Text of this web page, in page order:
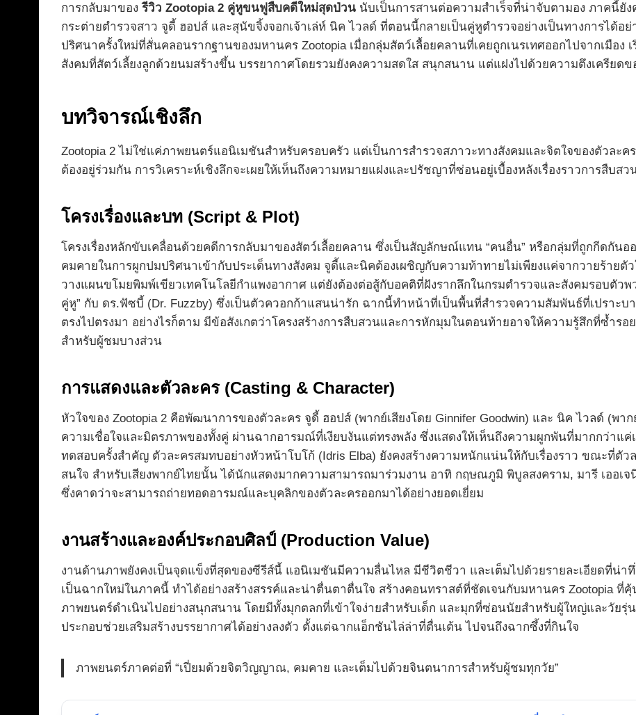
การกลับมาของรีวิว Zootopia 2 คู่หูขนฟูสืบคดีใหม่สุดป่วน นับเป็นการสานต่อความสำเร็จที่น่าจับตามอง ภาคนี้ยั
กระต่ายตำรวจสาว จูดี้ ฮอปส์ และสุนัขจิ้งจอกเจ้าเล่ห์ นิค ไวลด์ ที่ตอนนี้กลายเป็นคู่หูตำรวจอย่างเป็นทางการได้
ปริศนาครั้งใหม่ที่สั่นคลอนรากฐานของมหานคร Zootopia เมื่อกลุ่มสัตว์เลื้อยคลานที่เคยถูกเนรเทศออกไปจากเมือง
สังคมที่สัตว์เลี้ยงลูกด้วยนมสร้างขึ้น บรรยากาศโดยรวมยังคงความสดใส สนุกสนาน แต่แฝงไปด้วยความตึงเครีย
บทวิจารณ์เชิงลึก
Zootopia 2 ไม่ใช่แค่ภาพยนตร์แอนิเมชันสำหรับครอบครัว แต่เป็นการสำรวจสภาวะทางสังคมและจิตใจของตัวละ
ต้องอยู่ร่วมกัน การวิเคราะห์เชิงลึกจะเผยให้เห็นถึงความหมายแฝงและปรัชญาที่ซ่อนอยู่เบื้องหลังเรื่องราวการสืบสว
โครงเรื่องและบท (Script & Plot)
โครงเรื่องหลักขับเคลื่อนด้วยคดีการกลับมาของสัตว์เลื้อยคลาน ซึ่งเป็นสัญลักษณ์แทน “คนอื่น” หรือกลุ่มที่ถูกกีดกัน
คมคายในการผูกปมปริศนาเข้ากับประเด็นทางสังคม จูดี้และนิคต้องเผชิญกับความท้าทายไม่เพียงแค่จากวายร้ายตัวใ
วางแผนขโมยพิมพ์เขียวเทคโนโลยีกำแพงอากาศ แต่ยังต้องต่อสู้กับอคติที่ฝังรากลึกในกรมตำรวจและสังคมรอบตัว
คู่หู” กับ ดร.ฟัซบี้ (Dr. Fuzzby) ซึ่งเป็นตัวควอกก้าแสนน่ารัก ฉากนี้ทำหน้าที่เป็นพื้นที่สำรวจความสัมพันธ์ที่เปราะบ
ตรงไปตรงมา อย่างไรก็ตาม มีข้อสังเกตว่าโครงสร้างการสืบสวนและการหักมุมในตอนท้ายอาจให้ความรู้สึกที่ซ้ำร
สำหรับผู้ชมบางส่วน
การแสดงและตัวละคร (Casting & Character)
หัวใจของ Zootopia 2 คือพัฒนาการของตัวละคร จูดี้ ฮอปส์ (พากย์เสียงโดย Ginnifer Goodwin) และ นิค ไวลด์ (พาก
ความเชื่อใจและมิตรภาพของทั้งคู่ ผ่านฉากอารมณ์ที่เงียบงันแต่ทรงพลัง ซึ่งแสดงให้เห็นถึงความผูกพันที่มากกว่าแ
ทดสอบครั้งสำคัญ ตัวละครสมทบอย่างหัวหน้าโบโก้ (Idris Elba) ยังคงสร้างความหนักแน่นให้กับเรื่องราว ขณะที่ตัว
สนใจ สำหรับเสียงพากย์ไทยนั้น ได้นักแสดงมากความสามารถมาร่วมงาน อาทิ กฤษณภูมิ พิบูลสงคราม, มารี เออเจ
ซึ่งคาดว่าจะสามารถถ่ายทอดอารมณ์และบุคลิกของตัวละครออกมาได้อย่างยอดเยี่ยม
งานสร้างและองค์ประกอบศิลป์ (Production Value)
งานด้านภาพยังคงเป็นจุดแข็งที่สุดของซีรีส์นี้ แอนิเมชันมีความลื่นไหล มีชีวิตชีวา และเต็มไปด้วยรายละเอียดที่น่า
เป็นฉากใหม่ในภาคนี้ ทำได้อย่างสร้างสรรค์และน่าตื่นตาตื่นใจ สร้างคอนทราสต์ที่ชัดเจนกับมหานคร Zootopia
ภาพยนตร์ดำเนินไปอย่างสนุกสนาน โดยมีทั้งมุกตลกที่เข้าใจง่ายสำหรับเด็ก และมุกที่ซ่อนนัยสำหรับผู้ใหญ่และวัย
ประกอบช่วยเสริมสร้างบรรยากาศได้อย่างลงตัว ตั้งแต่ฉากแอ็กชันไล่ล่าที่ตื่นเต้น ไปจนถึงฉากซึ้งที่กินใจ
ภาพยนตร์ภาคต่อที่ “เปี่ยมด้วยจิตวิญญาณ, คมคาย และเต็มไปด้วยจินตนาการสำหรับผู้ชมทุกวัย”